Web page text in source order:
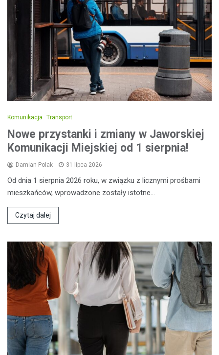
Komunikacja Transport
Nowe przystanki i zmiany w Jaworskiej
Komunikacji Miejskiej od 1 sierpnia!
Damian Polak 31 lipca 2026
Od dnia 1 sierpnia 2026 roku, w związku z licznymi prośbami
mieszkańców, wprowadzone zostały istotne…
Czytaj dalej